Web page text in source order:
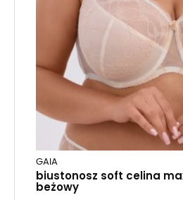
GAIA
biustonosz soft celina
beżowy